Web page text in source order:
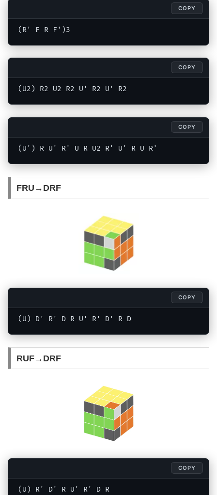
(R' F R F')3
COPY
(U2) R2 U2 R2 U' R2 U' R2
COPY
(U') R U' R' U R U2 R' U' R U R'
COPY
FRU→DRF
(U) D' R' D R U' R' D' R D
COPY
RUF→DRF
(U) R' D' R U' R' D R
COPY